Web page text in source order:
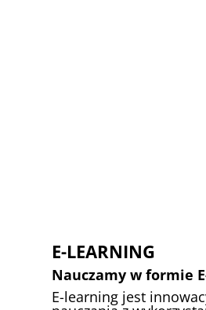
E-LEARNING
Nauczamy w formie
E-learning jest